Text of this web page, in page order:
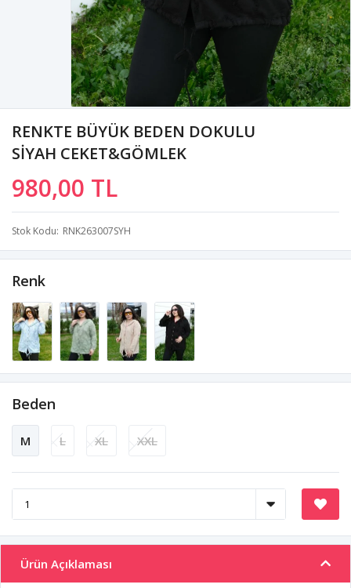
RENKTE BÜYÜK BEDEN DOKULU
SİYAH CEKET&GÖMLEK
980,00 TL
Stok Kodu RNK263007SYH
Renk
Beden
M L XL XXL
Ürün Açıklaması